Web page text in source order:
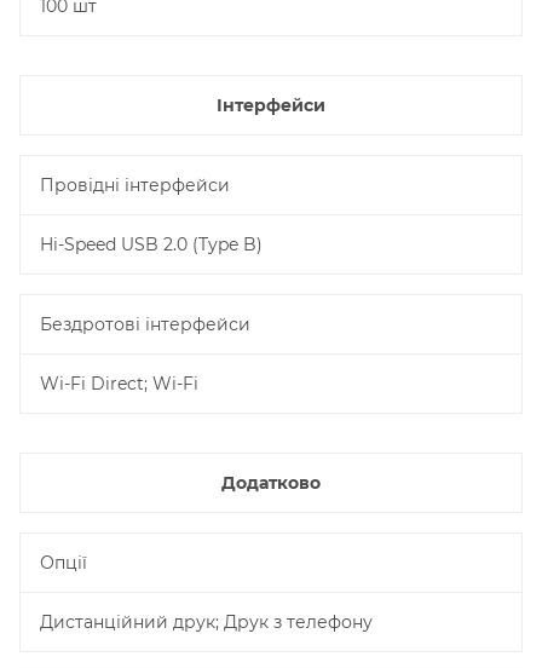
100 шт
Інтерфейси
Провідні інтерфейси
Hi-Speed USB 2.0 (Type B)
Бездротові інтерфейси
Wi-Fi Direct; Wi-Fi
Додатково
Опції
Дистанційний друк; Друк з телефону